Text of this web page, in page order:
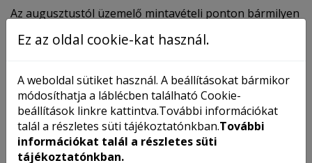
Az augusztustól üzemelő mintavételi ponton bármilyen
térítéses analízis elvégzésére van lehetőség, de
előzetes egyeztetés alapján az ingyenes
járványhelyzetre való tekintettel különösen fontos
tudni még, hogy Covid-tesztet és antitestszint-mérést
is végeznek.
Ez az oldal cookie-kat használ.
A weboldal sütiket használ. A beállításokat bármikor
módosíthatja a láblécben található Cookie-
beállítások linkre kattintva.További információkat
talál a részletes süti tájékoztatónkban.További
információkat talál a részletes süti
tájékoztatónkban.